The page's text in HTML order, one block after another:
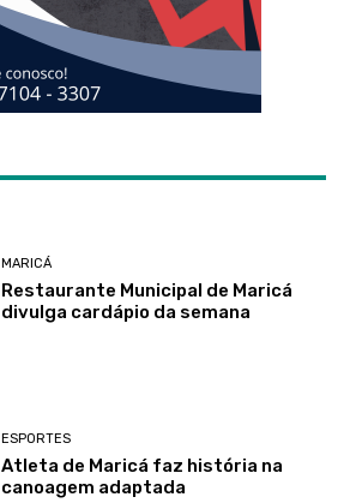
MARICÁ
Restaurante Municipal de Maricá
divulga cardápio da semana
ESPORTES
Atleta de Maricá faz história na
canoagem adaptada